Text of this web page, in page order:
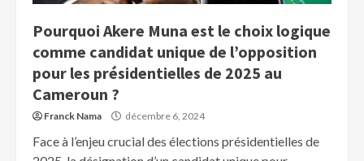
Pourquoi Akere Muna est le choix logique
comme candidat unique de l’opposition
pour les présidentielles de 2025 au
Cameroun ?
Franck Nama décembre 6, 2024
Face à l’enjeu crucial des élections présidentielles de